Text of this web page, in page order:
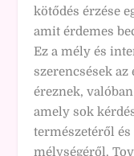
kötődés érzése
amit érdemes
Ez a mély és
szerencsések
éreznek,
amely sok
természetéről
mélységéről.